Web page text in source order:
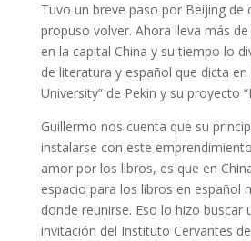
Tuvo un breve paso por Beijing de
propuso volver. Ahora lleva más
en la capital China y su tiempo lo
de literatura y español que dicta en
University” de Pekin y su proyecto
Guillermo nos cuenta que su
instalarse con este
amor por los libros, es que en
espacio para los libros en español
donde reunirse. Eso lo hizo buscar
invitación del Instituto Cervantes